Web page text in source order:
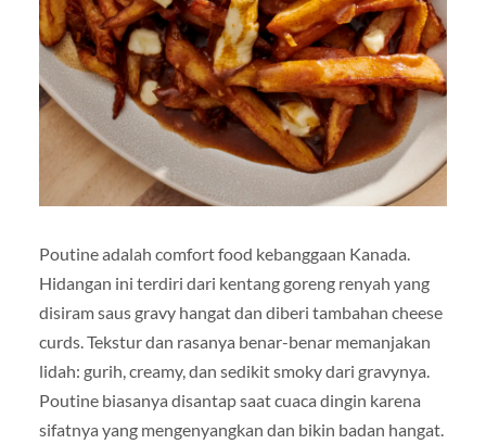
Poutine adalah comfort food kebanggaan Kanada.
Hidangan ini terdiri dari kentang goreng renyah yang
disiram saus gravy hangat dan diberi tambahan cheese
curds. Tekstur dan rasanya benar-benar memanjakan
lidah: gurih, creamy, dan sedikit smoky dari gravynya.
Poutine biasanya disantap saat cuaca dingin karena
sifatnya yang mengenyangkan dan bikin badan hangat.